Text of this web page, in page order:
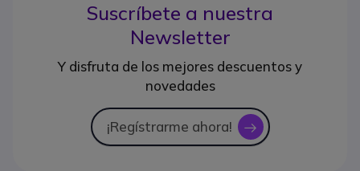
Suscríbete a nuestra
Newsletter
Y disfruta de los mejores descuentos y
novedades
¡Regístrarme ahora! icon